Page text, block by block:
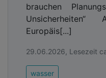
brauchen
Europäis[...]
29.06.2026, Lesezeit
wasser